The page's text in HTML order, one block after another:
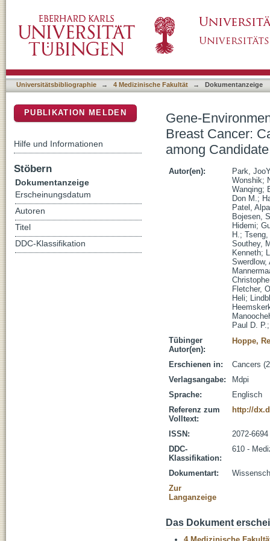
Environment Interactions Be Detected
Association Studies?
Universitätsbibliographie → 4 Medizinische Fakultät → Dokumentanzeige
Gene-
Breast Cancer:
among
Autor(en):
Park,
Wonshik;
Wanqing;
Don M.;
Patel,
Bojesen,
Hidemi;
H.; Tseng,
Southey,
Kenneth;
Swerdlow,
Fletcher,
Heli;
Paul D. P.
Tübinger
Autor(en):
Hoppe,
Erschienen in:
Cancers
Verlagsangabe:
Mdpi
Sprache:
Englisch
Referenz zum
Volltext:
http://
ISSN:
2072-6694
DDC-
Klassifikation:
610 -
Dokumentart:
Zur
Langanzeige
Das Dokument
PUBLIKATION MELDEN
Hilfe und Informationen
Stöbern
Dokumentanzeige
Erscheinungsdatum
Autoren
Titel
DDC-Klassifikation